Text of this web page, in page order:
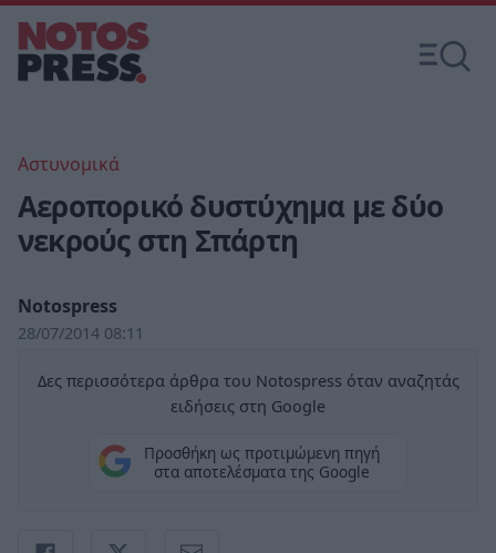
Αστυνομικά
Αεροπορικό δυστύχημα με δύο
νεκρούς στη Σπάρτη
Notospress
28/07/2014 08:11
Δες περισσότερα άρθρα του Notospress όταν αναζητάς
ειδήσεις στη Google
Προσθήκη ως προτιμώμενη πηγή
στα αποτελέσματα της Google